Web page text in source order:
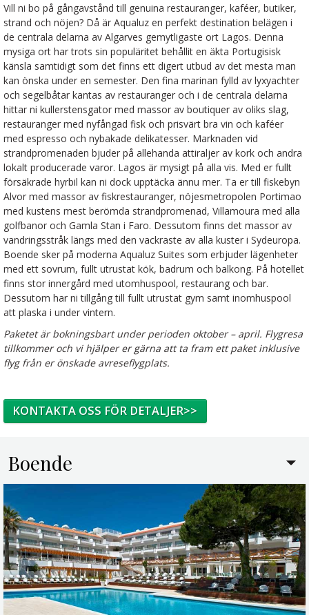
Vill ni bo på gångavstånd till genuina restauranger, kaféer, butiker,
strand och nöjen? Då är Aqualuz en perfekt destination belägen i
de centrala delarna av Algarves gemytligaste ort Lagos. Denna
mysiga ort har trots sin populäritet behållit en äkta Portugisisk
känsla samtidigt som det finns ett digert utbud av det mesta man
kan önska under en semester. Den fina marinan fylld av lyxyachter
och segelbåtar kantas av restauranger och i de centrala delarna
hittar ni kullerstensgator med massor av boutiquer av oliks slag,
restauranger med nyfångad fisk och prisvärt bra vin och kaféer
med espresso och nybakade delikatesser. Marknaden vid
strandpromenaden bjuder på allehanda attiraljer av kork och andra
lokalt producerade varor. Lagos är mysigt på alla vis. Med er fullt
försäkrade hyrbil kan ni dock upptäcka ännu mer. Ta er till fiskebyn
Alvor med massor av fiskrestauranger, nöjesmetropolen Portimao
med kustens mest berömda strandpromenad, Villamoura med alla
golfbanor och Gamla Stan i Faro. Dessutom finns det massor av
vandringsstråk längs med den vackraste av alla kuster i Sydeuropa.
Boende sker på moderna Aqualuz Suites som erbjuder lägenheter
med ett sovrum, fullt utrustat kök, badrum och balkong. På hotellet
finns stor innergård med utomhuspool, restaurang och bar.
Dessutom har ni tillgång till fullt utrustat gym samt inomhuspool
att plaska i under vintern.
Paketet är bokningsbart under perioden oktober – april. Flygresa
tillkommer och vi hjälper er gärna att ta fram ett paket inklusive
flyg från er önskade avreseflygplats.
KONTAKTA OSS FÖR DETALJER>>
Boende